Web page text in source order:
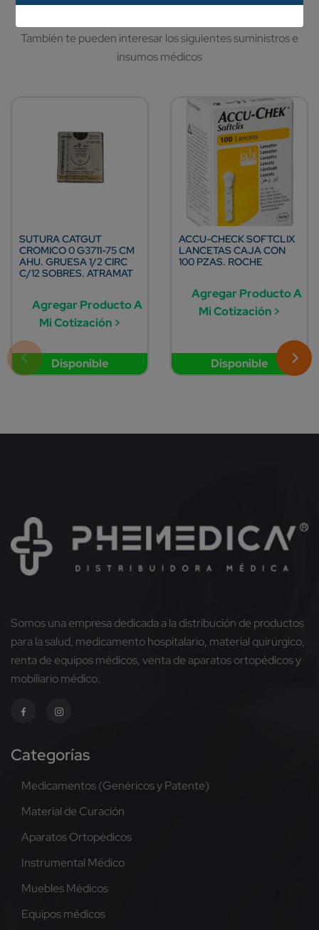
Disponible
SUTURA CATGUT
CROMICO 0 G3711-75 CM
AHU. GRUESA 1/2 CIRC
C/12 SOBRES. ATRAMAT
Agregar Producto A
Mi Cotización >
Disponible
ACCU-CHECK SOFTCLIX
LANCETAS CAJA CON
100 PZAS. ROCHE
Agregar Producto A
Mi Cotización >
Somos una empresa dedicada a la distribución de productos
para la salud, medicamento hospitalario, material quirúrgico,
renta de equipos médicos, venta de aparatos ortopédicos y
mobiliario médico.
Categorías
Medicamentos (Genéricos y Patente)
Material de Curación
Aparatos Ortopédicos
Instrumental Médico
Muebles Médicos
Equipos médicos